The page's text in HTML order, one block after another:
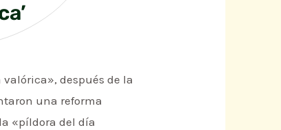
después de la
una reforma
«píldora del día